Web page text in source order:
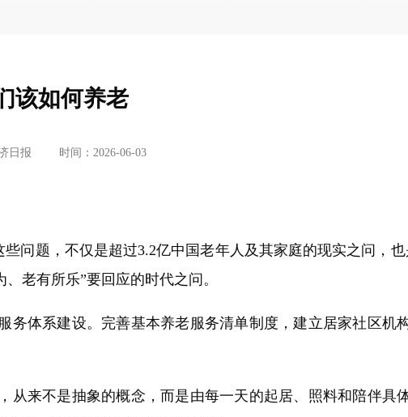
该如何养老
日报 时间：2026-06-03
题，不仅是超过3.2亿中国老年人及其家庭的现实之问，也
老有所乐”要回应的时代之问。
体系建设。完善基本养老服务清单制度，建立居家社区机构
来不是抽象的概念，而是由每一天的起居、照料和陪伴具